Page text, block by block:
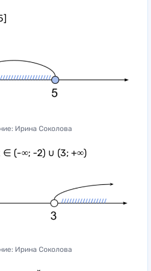
Ирина Соколова
∈ (-∞; -2) ∪ (3; +∞)
Ирина Соколова